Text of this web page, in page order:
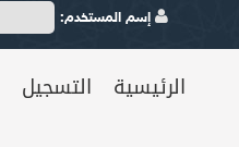
إسم المستخدم:
الرئيسية التسجيل